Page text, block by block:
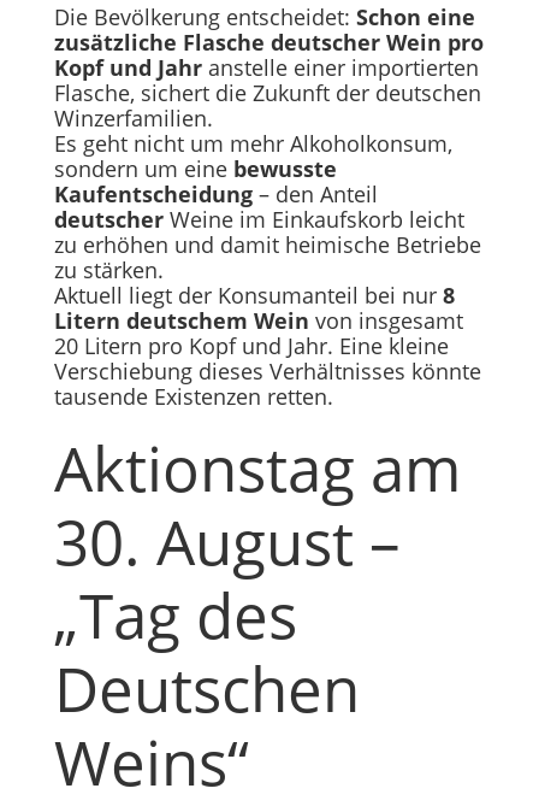
Die Bevölkerung entscheidet: Schon eine
zusätzliche Flasche deutscher Wein pro
Kopf und Jahranstelle einer importierten
Flasche, sichert die Zukunft der deutschen
Winzerfamilien.
Es geht nicht um mehr Alkoholkonsum,
sondern um eine bewusste
Kaufentscheidung– den Anteil
deutscherWeine im Einkaufskorb leicht
zu erhöhen und damit heimische Betriebe
zu stärken.
Aktuell liegt der Konsumanteil bei nur 8
Litern deutschem Wein von insgesamt
20 Litern pro Kopf und Jahr. Eine kleine
Verschiebung dieses Verhältnisses könnte
tausende Existenzen retten.
Aktionstag am
30. August –
„Tag des
Deutschen
Weins“